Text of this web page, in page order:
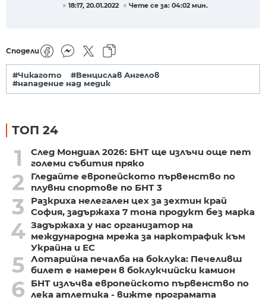
18:17, 20.01.2022 Чете се за: 04:02 мин.
Сподели
#Чикагото
#Венцислав Ангелов
#нападение над медик
ТОП 24
1
След Мондиал 2026: БНТ ще излъчи още пет
големи събития пряко
2
Гледайте европейското първенство по
плувни спортове по БНТ 3
3
Разкриха нелегален цех за зехтин край
София, задържаха 7 тона продукт без марка
4 Задържаха у нас организатор на
международна мрежа за наркотрафик към
Украйна и ЕС
5 Лотарийна печалба на боклука: Печеливш
билет е намерен в боклукчийски камион
6
БНТ излъчва европейското първенство по
лека атлетика - вижте програмата